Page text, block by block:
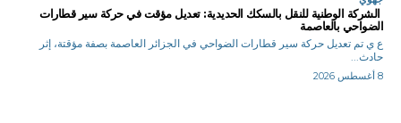
الشركة الوطنية للنقل بالسكك الحديدية: تعديل مؤقت في حركة سير قطارات
الضواحي بالعاصمة
ع ي تم تعديل حركة سير قطارات الضواحي في الجزائر العاصمة بصفة مؤقتة، إثر
حادث...
8 أغسطس 2026